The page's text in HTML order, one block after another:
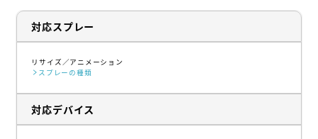
対応スプレー
リサイズ
アニメーション
スプレーの種類
対応デバイス